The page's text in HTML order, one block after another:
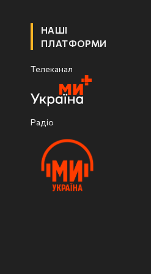
НАШІ
ПЛАТФОРМИ
Телеканал
Радіо